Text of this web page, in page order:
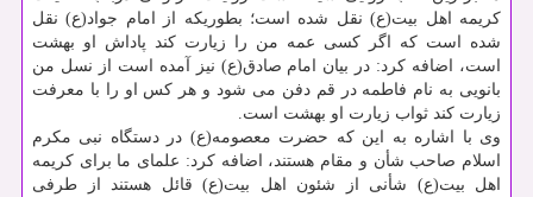
کریمه اهل بیت(ع) نقل شده است؛ بطوریکه از امام جواد(ع) نقل
شده است که اگر کسی عمه من را زیارت کند پاداش او بهشت
است، اضافه کرد: در بیان امام صادق(ع) نیز آمده است از نسل من
بانویی به نام فاطمه در قم دفن می شود و هر کس او را با معرفت
زیارت کند ثواب زیارت او بهشت است.
وی با اشاره به این که حضرت معصومه(ع) در دستگاه نبی مکرم
اسلام صاحب شأن و مقام هستند، اضافه کرد: علمای ما برای کریمه
اهل بیت(ع) شأنی از شئون اهل بیت(ع) قائل هستند از طرفی